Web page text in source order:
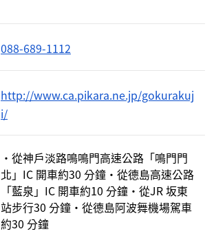
088-689-1112
http://www.ca.pikara.ne.jp/gokurakuj
i/
・從神戶淡路鳴鳴門高速公路「鳴門門
北」IC 開車約30 分鐘・從德島高速公路
「藍泉」IC 開車約10 分鐘・從JR 坂東
站步行30 分鐘・從德島阿波舞機場駕車
約30 分鐘